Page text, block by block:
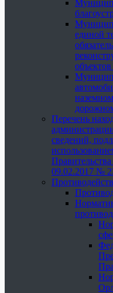
единой
Перечень
сведений,
09.02.2017 №